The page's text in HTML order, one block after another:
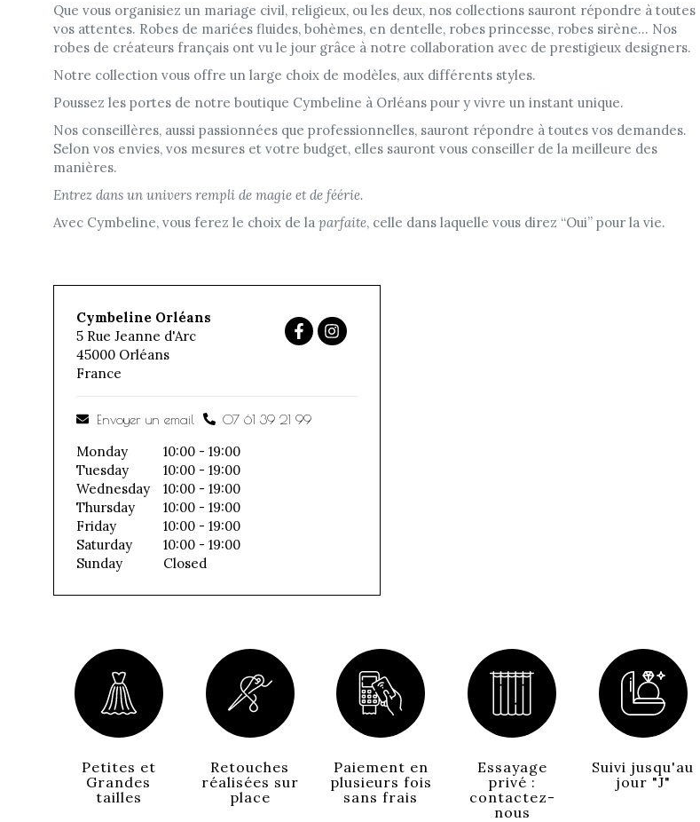
Que vous organisiez un mariage civil, religieux, ou les deux, nos collections sauront répondre à toutes
vos attentes. Robes de mariées fluides, bohèmes, en dentelle, robes princesse, robes sirène… Nos
robes de créateurs français ont vu le jour grâce à notre collaboration avec de prestigieux designers.
Notre collection vous offre un large choix de modèles, aux différents styles.
Poussez les portes de notre boutique Cymbeline à Orléans pour y vivre un instant unique.
Nos conseillères, aussi passionnées que professionnelles, sauront répondre à toutes vos demandes.
Selon vos envies, vos mesures et votre budget, elles sauront vous conseiller de la meilleure des
manières.
Entrez dans un univers rempli de magie et de féérie.
Avec Cymbeline, vous ferez le choix de la parfaite, celle dans laquelle vous direz “Oui” pour la vie.
Cymbeline Orléans
5 Rue Jeanne d'Arc
45000 Orléans
France
Envoyer un email 07 61 39 21 99
Monday
10:00 - 19:00
Tuesday
10:00 - 19:00
Wednesday
10:00 - 19:00
Thursday
10:00 - 19:00
Friday
10:00 - 19:00
Saturday
10:00 - 19:00
Sunday
Closed
Petites et
Grandes
tailles
Retouches
réalisées sur
place
Paiement en
plusieurs fois
sans frais
Essayage
privé :
contactez-
nous
Suivi jusqu'au
jour "J"